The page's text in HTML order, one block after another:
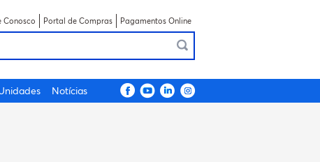
Conosco Portal de Compras Pagamentos Online
Notícias